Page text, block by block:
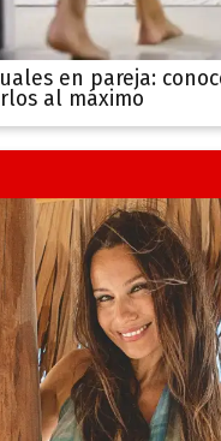
en pareja:
al máximo